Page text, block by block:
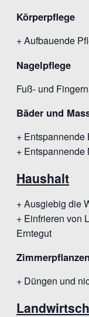
Körperpflege
+ Aufbauende
Nagelpflege
Fuß- und
Bäder und
+ Entspannende
+ Entspannende
Haushalt
+ Ausgiebig die
+ Einfrieren von
Erntegut
Zimmerpflanzen
+ Düngen und